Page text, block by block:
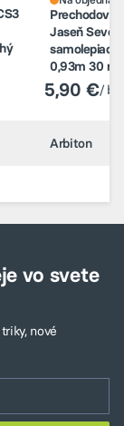
Prechodový
Jaseň
0,93m 30
5,90 €/
Arbiton
5,90 €/
Arbiton
vo svete
nové